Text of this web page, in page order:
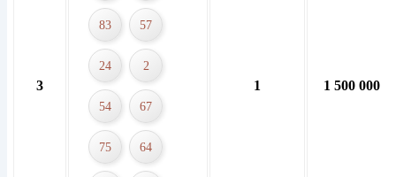
3
83 57
24 2
54 67
75 64
1 1 500 000